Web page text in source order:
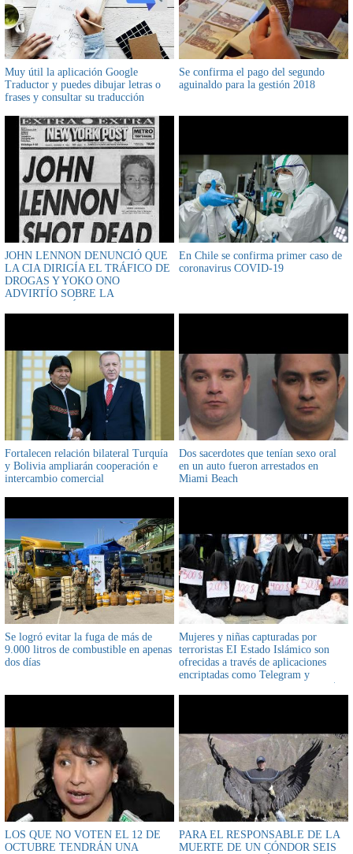
Muy útil la aplicación Google
Traductor y puedes dibujar letras o
frases y consultar su traducción
Se confirma el pago del segundo
aguinaldo para la gestión 2018
JOHN LENNON DENUNCIÓ QUE
LA CIA DIRIGÍA EL TRÁFICO DE
DROGAS Y YOKO ONO
ADVIRTÍO SOBRE LA
En Chile se confirma primer caso de
coronavirus COVID-19
Fortalecen relación bilateral Turquía
y Bolivia ampliarán cooperación e
intercambio comercial
Dos sacerdotes que tenían sexo oral
en un auto fueron arrestados en
Miami Beach
Se logró evitar la fuga de más de
9.000 litros de combustible en apenas
dos días
Mujeres y niñas capturadas por
terroristas EI Estado Islámico son
ofrecidas a través de aplicaciones
encriptadas como Telegram y
LOS QUE NO VOTEN EL 12 DE
OCTUBRE TENDRÁN UNA
PARA EL RESPONSABLE DE LA
MUERTE DE UN CÓNDOR SEIS